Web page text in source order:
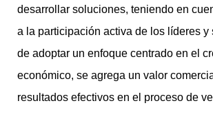
desarrollar soluciones, teniendo en
a la participación activa de los líderes y
de adoptar un enfoque centrado en el
económico, se agrega un valor
resultados efectivos en el proceso de